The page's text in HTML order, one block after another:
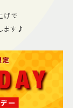
シー
げで
ます♪